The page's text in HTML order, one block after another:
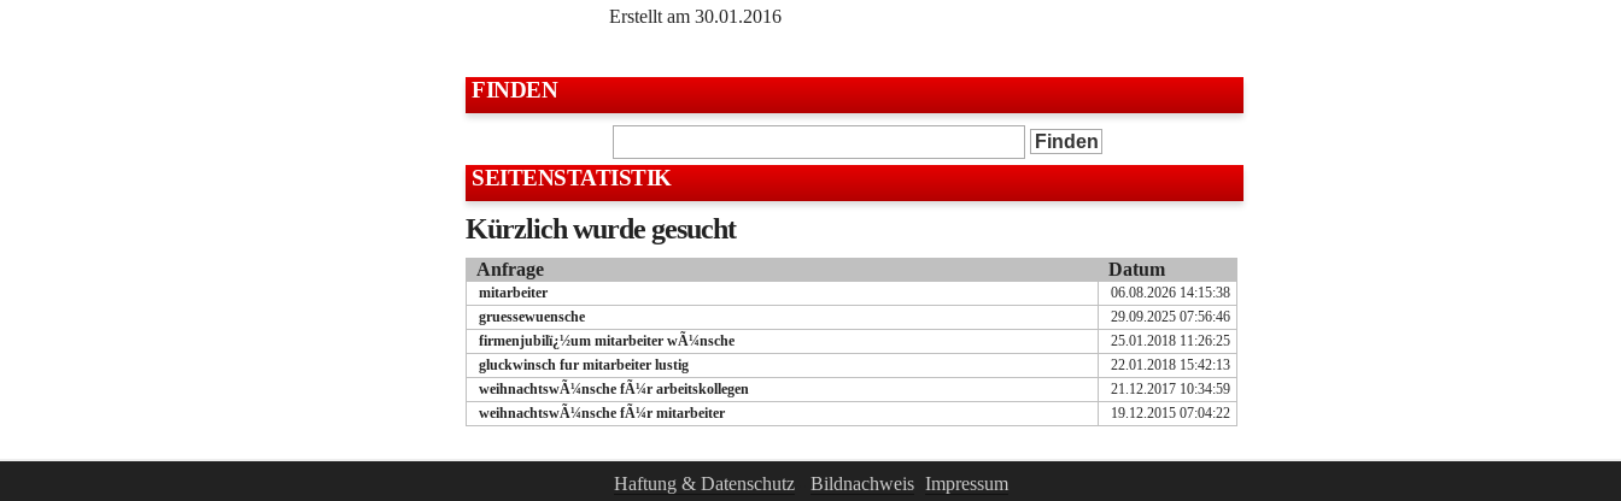
Erstellt am 30.01.2016
FINDEN
SEITENSTATISTIK
Kürzlich wurde gesucht
Anfrage Datum
mitarbeiter
06.08.2026 14:15:38
gruessewuensche
29.09.2025 07:56:46
firmenjubilï¿½um mitarbeiter wÃ¼nsche
25.01.2018 11:26:25
gluckwinsch fur mitarbeiter lustig
22.01.2018 15:42:13
weihnachtswÃ¼nsche fÃ¼r arbeitskollegen
21.12.2017 10:34:59
weihnachtswÃ¼nsche fÃ¼r mitarbeiter
19.12.2015 07:04:22
Haftung & Datenschutz- Bildnachweis- Impressum